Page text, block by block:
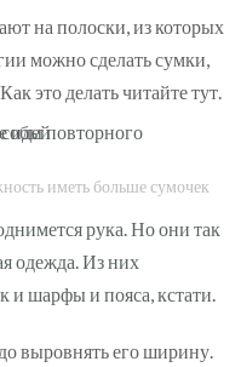
на полоски, из которых
можно сделать сумки,
это делать читайте тут.
иметь больше сумочек
рука. Но они так
одежда. Из них
и шарфы и пояса, кстати.
выровнять его ширину.